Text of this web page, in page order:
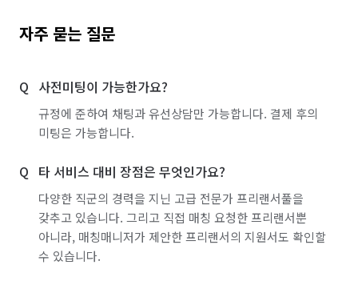
자주 묻는 질문
사전미팅이 가능한가요?
규정에 준하여 채팅과 유선상담만 가능합니다. 결제 후의
미팅은 가능합니다.
타 서비스 대비 장점은 무엇인가요?
다양한 직군의 경력을 지닌 고급 전문가 프리랜서풀을
갖추고 있습니다. 그리고 직접 매칭 요청한 프리랜서뿐
아니라, 매칭매니저가 제안한 프리랜서의 지원서도 확인할
수 있습니다.